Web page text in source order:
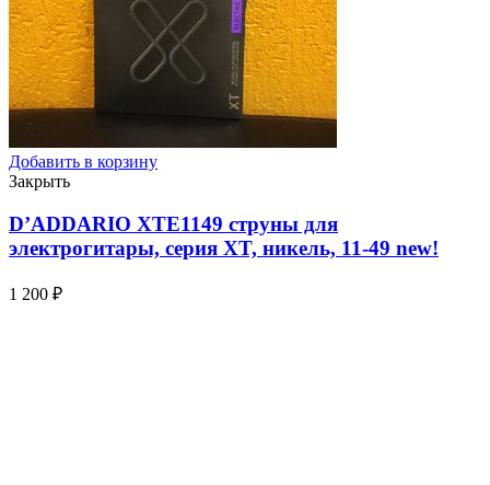
Добавить в корзину
Закрыть
D’ADDARIO XTE1149 струны для
электрогитары, серия XT, никель, 11-49 new!
1 200 ₽